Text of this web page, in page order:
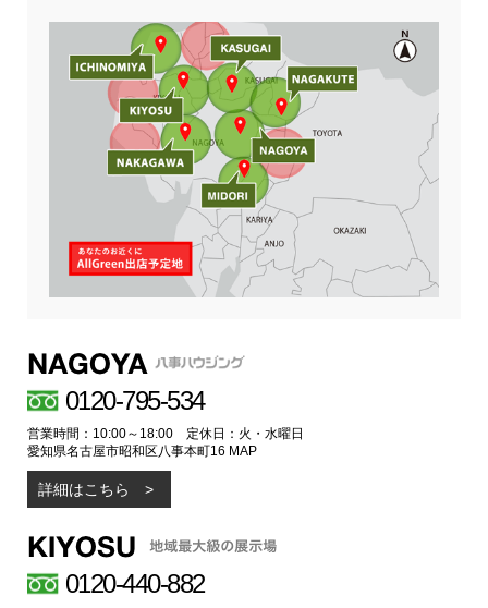
0120-795-534
営業時間：10:00～18:00 定休日：火・水曜日
愛知県名古屋市昭和区八事本町16 MAP
詳細はこちら
0120-440-882